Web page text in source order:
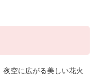
空に広がる美しい花火